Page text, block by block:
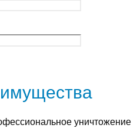
уничтожение